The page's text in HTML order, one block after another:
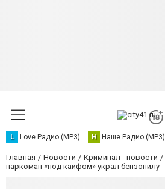
L Love Радио (MP3) Н Наше Радио (MP3)
Главная Новости Криминал - новости
наркоман «под кайфом» украл бензопилу